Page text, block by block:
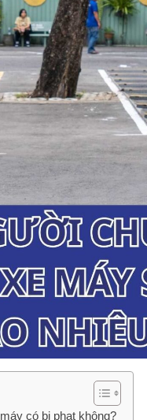
có bị phạt không?